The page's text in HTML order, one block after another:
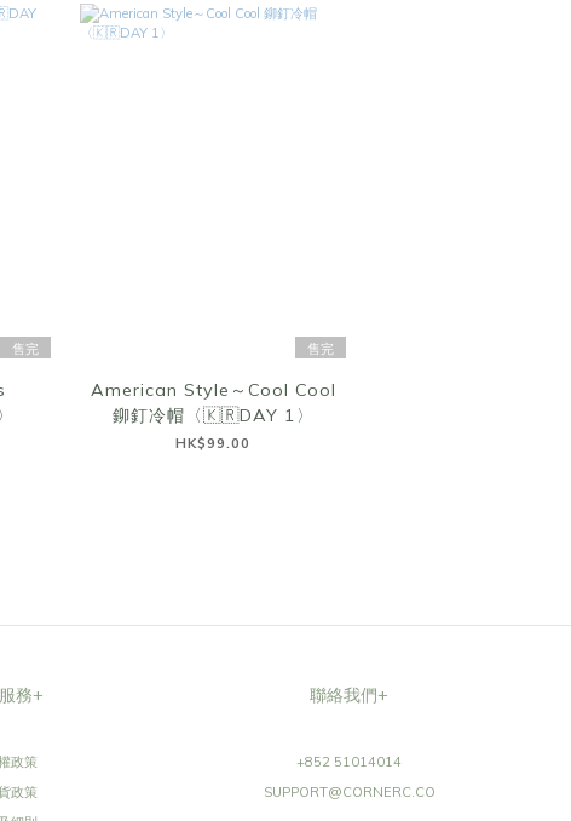
售完 售完
American Style～Cool Cool
鉚釘冷帽〈🇰🇷DAY 1〉
HK$99.00
務+
政策
政策
聯絡我們+
+852 51014014
SUPPORT@CORNERC.CO